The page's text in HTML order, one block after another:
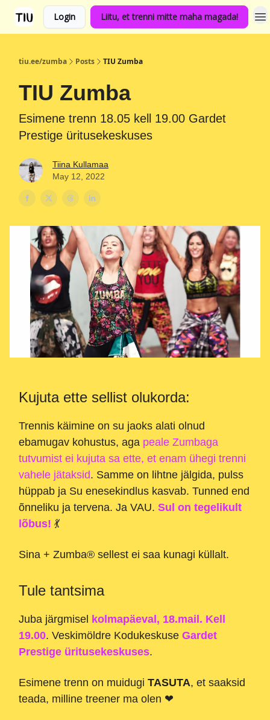
Login Liitu, et trenni mitte maha magada!
tiu.ee/zumba Posts TIU Zumba
TIU Zumba
Esimene trenn 18.05 kell 19.00 Gardet
Prestige üritusekeskuses
Tiina Kullamaa
May 12, 2022
Kujuta ette sellist olukorda:
Trennis käimine on su jaoks alati olnud
ebamugav kohustus, aga peale Zumbaga
tutvumist ei kujuta sa ette, et enam ühegi trenni
vahele jätaksid. Samme on lihtne jälgida, pulss
hüppab ja Su enesekindlus kasvab. Tunned end
õnneliku ja tervena. Ja VAU. Sul on tegelikult
lõbus! 💃
Sina + Zumba® sellest ei saa kunagi küllalt.
Tule tantsima
Juba järgmisel kolmapäeval, 18.mail. Kell
19.00. Veskimöldre Kodukeskuse Gardet
Prestige üritusekeskuses.
Esimene trenn on muidugi TASUTA, et saaksid
teada, milline treener ma olen ❤